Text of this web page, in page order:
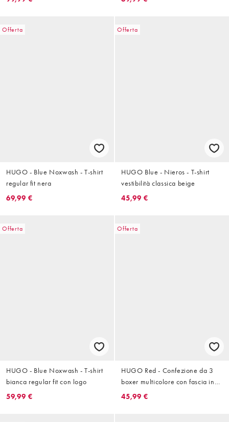
Offerta
HUGO - Blue Noxwash - T-shirt
regular fit nera
69,99 €
Offerta
HUGO Blue - Nieros - T-shirt
vestibilità classica beige
45,99 €
Offerta
HUGO - Blue Noxwash - T-shirt
bianca regular fit con logo
59,99 €
Offerta
HUGO Red - Confezione da 3
boxer multicolore con fascia in
vita con logo
45,99 €